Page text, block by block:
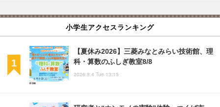
小学生アクセスランキング
【夏休み2026】三菱みなとみらい技術館、理
科・算数のふしぎ教室8/8
2026.8.4 Tue 13:15